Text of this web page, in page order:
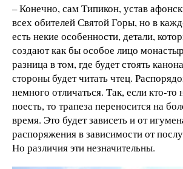
– Конечно, сам Типикон, устав
всех обителей Святой Горы, но в
есть некие особенности, детали,
создают как бы особое лицо
разница в том, где будет стоять
стороны будет читать чтец.
немного отличаться. Так, если кто-
поесть, то трапеза переносится на
время. Это будет зависеть и от
распоряжения в зависимости от
Но различия эти незначительны.